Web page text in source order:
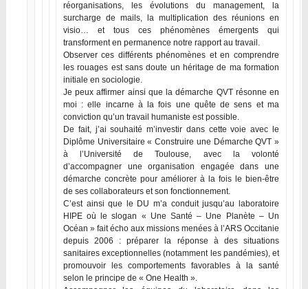
réorganisations, les évolutions du management, la
surcharge de mails, la multiplication des réunions en
visio… et tous ces phénomènes émergents qui
transforment en permanence notre rapport au travail.
Observer ces différents phénomènes et en comprendre
les rouages est sans doute un héritage de ma formation
initiale en sociologie.
Je peux affirmer ainsi que la démarche QVT résonne en
moi : elle incarne à la fois une quête de sens et ma
conviction qu’un travail humaniste est possible.
De fait, j’ai souhaité m’investir dans cette voie avec le
Diplôme Universitaire « Construire une Démarche QVT »
à l’Université de Toulouse, avec la volonté
d’accompagner une organisation engagée dans une
démarche concrète pour améliorer à la fois le bien-être
de ses collaborateurs et son fonctionnement.
C’est ainsi que le DU m’a conduit jusqu’au laboratoire
HIPE où le slogan « Une Santé – Une Planète – Un
Océan » fait écho aux missions menées à l’ARS Occitanie
depuis 2006 : préparer la réponse à des situations
sanitaires exceptionnelles (notamment les pandémies), et
promouvoir les comportements favorables à la santé
selon le principe de « One Health ».